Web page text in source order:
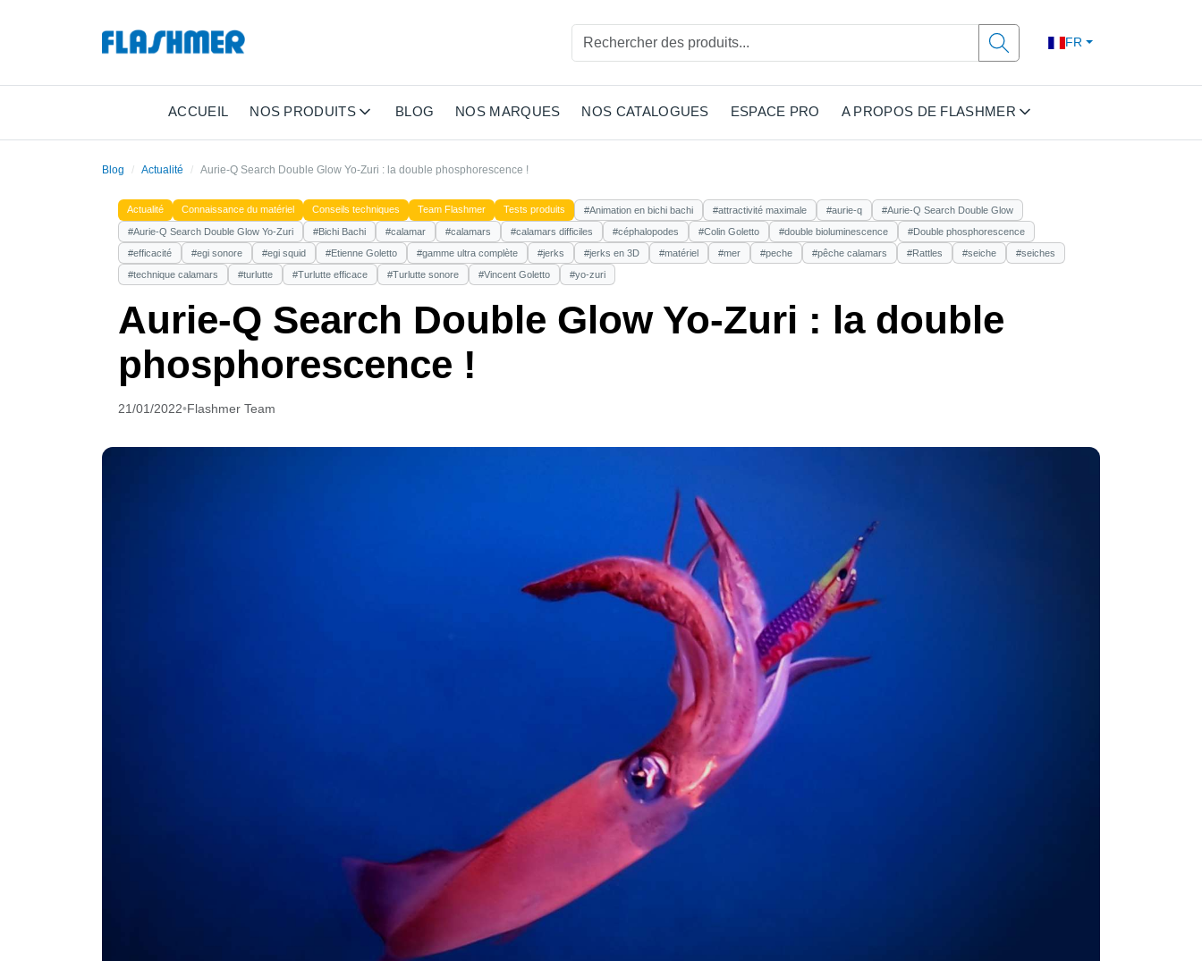
FR
ACCUEIL NOS PRODUITS BLOG NOS MARQUES NOS CATALOGUES ESPACE PRO A PROPOS DE FLASHMER
Blog Actualité Aurie-Q Search Double Glow Yo-Zuri : la double phosphorescence !
Actualité Connaissance du matériel Conseils techniques Team Flashmer Tests produits #Animation en bichi bachi #attractivité maximale #aurie-q
#Aurie-Q Search Double Glow
#Aurie-Q Search Double Glow Yo-Zuri
#Bichi Bachi #calamar #calamars #calamars difficiles #céphalopodes #Colin Goletto #double bioluminescence
#Double phosphorescence
#efficacité
#egi sonore #egi squid #Etienne Goletto #gamme ultra complète #jerks #jerks en 3D #matériel #mer #peche #pêche calamars #Rattles #seiche
#seiches
#technique calamars
#turlutte #Turlutte efficace #Turlutte sonore #Vincent Goletto #yo-zuri
Aurie-Q Search Double Glow Yo-Zuri : la double
phosphorescence !
21/01/2022•Flashmer Team